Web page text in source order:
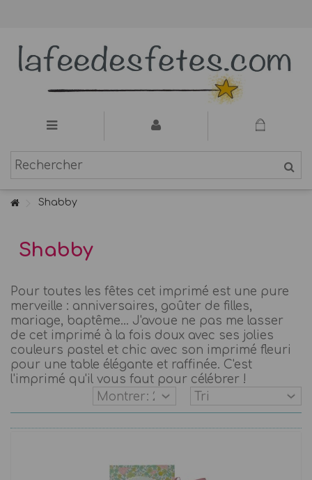
Shabby
Shabby
Pour toutes les fêtes cet imprimé est une pure
merveille : anniversaires, goûter de filles,
mariage, baptême... J'avoue ne pas me lasser
de cet imprimé à la fois doux avec ses jolies
couleurs pastel et chic avec son imprimé fleuri
pour une table élégante et raffinée. C'est
l'imprimé qu'il vous faut pour célébrer !